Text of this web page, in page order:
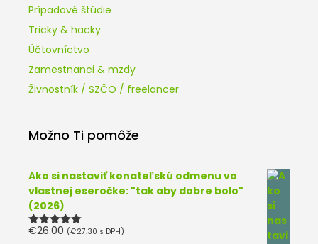
Prípadové štúdie
Tricky & hacky
Účtovníctvo
Zamestnanci & mzdy
Živnostník / SZČO / freelancer
Možno Ti pomôže
Ako si nastaviť konateľskú odmenu vo
vlastnej eseročke: "tak aby dobre bolo"
(2026)
Hodnotenie
€26.00 (€27.30 s DPH)